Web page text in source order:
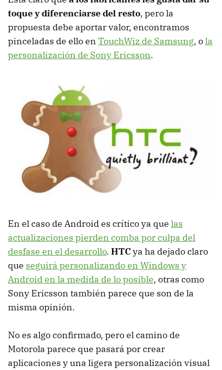
toque y diferenciarse del resto, pero la
propuesta debe aportar valor, encontramos
pinceladas de ello en TouchWiz de Samsung, ola
personalización de Sony Ericsson.
En el caso de Android es crítico ya que las
actualizaciones pierden comba por culpa del
desfase en el desarrollo. HTCya ha dejado claro
que seguirá personalizando en Windows y
Android en la medida de lo posible, otras como
Sony Ericsson también parece que son de la
misma opinión.
No es algo confirmado, pero el camino de
Motorola parece que pasará por crear
aplicaciones y una ligera personalización visual